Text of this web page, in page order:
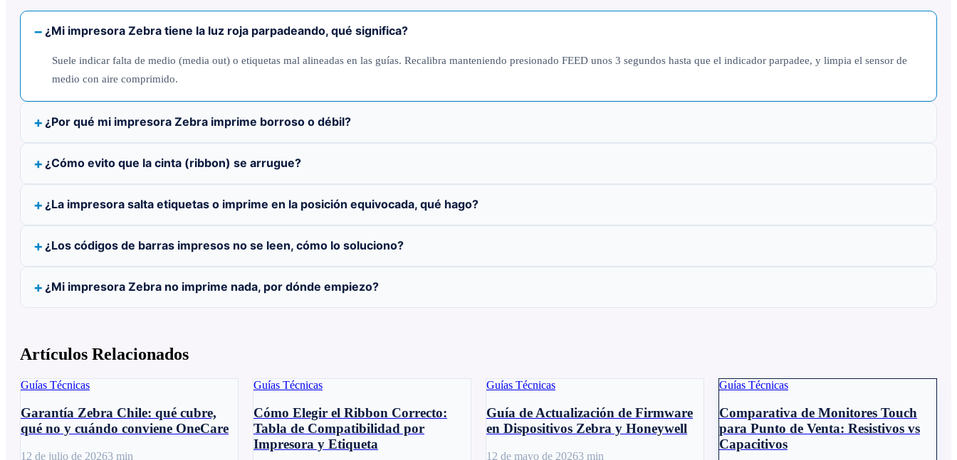
¿Mi impresora Zebra tiene la luz roja parpadeando, qué significa?
Suele indicar falta de medio (media out) o etiquetas mal alineadas en las guías. Recalibra manteniendo presionado FEED unos 3 segundos hasta que el indicador parpadee, y limpia el sensor de
medio con aire comprimido.
¿Por qué mi impresora Zebra imprime borroso o débil?
¿Cómo evito que la cinta (ribbon) se arrugue?
¿La impresora salta etiquetas o imprime en la posición equivocada, qué hago?
¿Los códigos de barras impresos no se leen, cómo lo soluciono?
¿Mi impresora Zebra no imprime nada, por dónde empiezo?
Artículos Relacionados
Guías Técnicas
Garantía Zebra Chile: qué cubre,
qué no y cuándo conviene OneCare
12 de julio de 20263 min
Guías Técnicas
Cómo Elegir el Ribbon Correcto:
Tabla de Compatibilidad por
Impresora y Etiqueta
Guías Técnicas
Guía de Actualización de Firmware
en Dispositivos Zebra y Honeywell
12 de mayo de 20263 min
Guías Técnicas
Comparativa de Monitores Touch
para Punto de Venta: Resistivos vs
Capacitivos